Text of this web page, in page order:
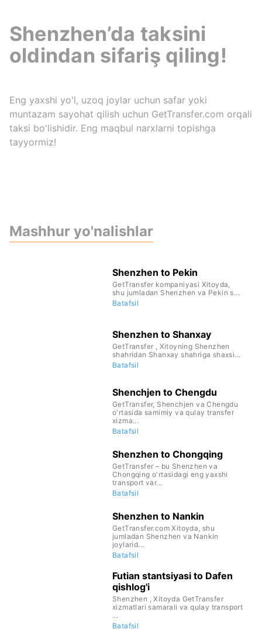
Shenzhen’da taksini
oldindan sifariş qiling!
Eng yaxshi yo'l, uzoq joylar uchun safar yoki
muntazam sayohat qilish uchun GetTransfer.com orqali
taksi bo'lishidir. Eng maqbul narxlarni topishga
tayyormiz!
Mashhur yo'nalishlar
Shenzhen to Pekin
GetTransfer kompaniyasi Xitoyda,
shu jumladan Shenzhen va Pekin s...
Batafsil
Shenzhen to Shanxay
GetTransfer , Xitoyning Shenzhen
shahridan Shanxay shahriga shaxsi...
Batafsil
Shenchjen to Chengdu
GetTransfer, Shenchjen va Chengdu
o'rtasida samimiy va qulay transfer
xizma...
Batafsil
Shenzhen to Chongqing
GetTransfer – bu Shenzhen va
Chongqing o'rtasidagi eng yaxshi
transport var...
Batafsil
Shenzhen to Nankin
GetTransfer.com Xitoyda, shu
jumladan Shenzhen va Nankin
joylarid...
Batafsil
Futian stantsiyasi to Dafen
qishlog'i
Shenzhen , Xitoyda GetTransfer
xizmatlari samarali va qulay transport
...
Batafsil